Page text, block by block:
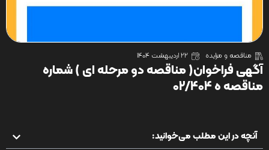
مناقصه و مزایده 22 اردیبهشت 1404
آگهی فراخوان( مناقصه دو مرحله ای ) شماره
مناقصه ه 02/404
آنچه در این مطلب می‌خوانید: